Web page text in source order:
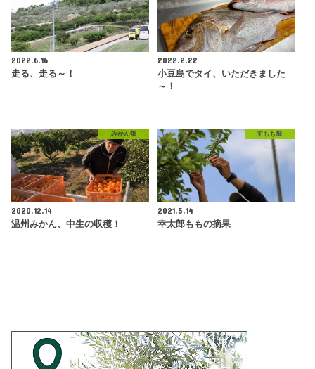
2022.6.16
走る、走る～！
2022.2.22
小豆島でタイ、いただきました
～！
みかん畑
2020.12.14
温州みかん、中生の収穫！
すもも畑
2021.5.14
幸太郎ももの摘果